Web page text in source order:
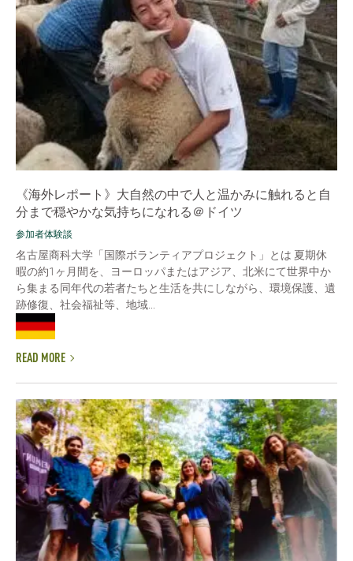
《海外レポート》大自然の中で人と温かみに触れると自
分まで穏やかな気持ちになれる＠ドイツ
参加者体験談
名古屋商科大学「国際ボランティアプロジェクト」とは 夏期休
暇の約1ヶ月間を、ヨーロッパまたはアジア、北米にて世界中か
ら集まる同年代の若者たちと生活を共にしながら、環境保護、遺
跡修復、社会福祉等、地域...
READ MORE